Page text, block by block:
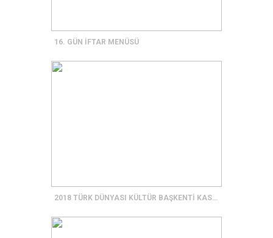
16. GÜN İFTAR MENÜSÜ
2018 TÜRK DÜNYASI KÜLTÜR BAŞKENTİ KASTAMONU